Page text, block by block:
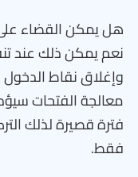
هل يمكن القضاء على
نعم يمكن ذلك عند
وإغلاق نقاط
معالجة الفتحات
فترة قصيرة لذلك
فقط.